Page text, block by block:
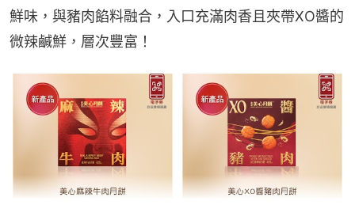
鮮味，與豬肉餡料融合，入口充滿肉香且夾帶XO醬的
微辣鹹鮮，層次豐富！